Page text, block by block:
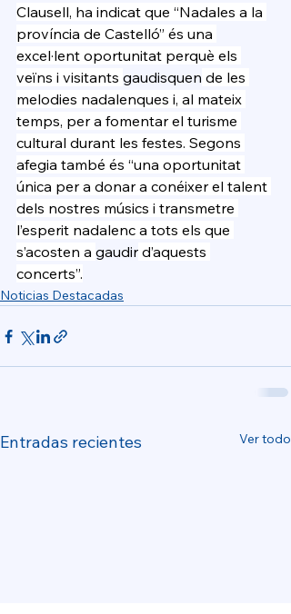
Clausell, ha indicat que “Nadales a la
província de Castelló” és una
excel·lent oportunitat perquè els
veïns i visitants gaudisquen de les
melodies nadalenques i, al mateix
temps, per a fomentar el turisme
cultural durant les festes. Segons
afegia també és “una oportunitat
única per a donar a conéixer el talent
dels nostres músics i transmetre
l’esperit nadalenc a tots els que
s’acosten a gaudir d’aquests
concerts”.
Noticias Destacadas
Entradas recientes Ver todo